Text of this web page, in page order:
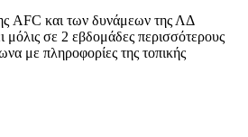
AFC και των δυνάμεων της ΛΔ
σε 2 εβδομάδες περισσότερους
με πληροφορίες της τοπικής